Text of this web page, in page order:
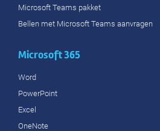
Microsoft Teams pakket
Bellen met Microsoft Teams aanvragen
Microsoft 365
Word
PowerPoint
Excel
OneNote